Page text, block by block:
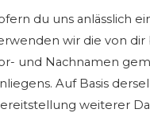
du uns anlässlich
wir die von
und Nachnamen
Auf Basis
weiterer